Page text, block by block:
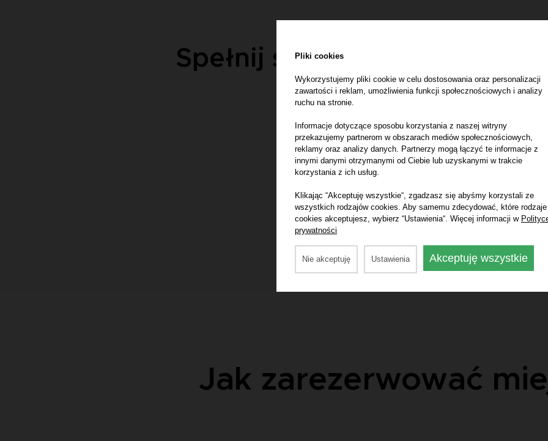
Spełnij swoje podróżnicze
Zarezerwuj wymarzoną wycieczkę już dziś
Rezerwuję
lub od razu napisz / zadzwoń
+48 600 370 181 |biurokleks@onet.pl
Jak zarezerwować
Pliki cookies
Wykorzystujemy pliki cookie w celu dostosowania oraz personalizacji
zawartości i reklam, umożliwienia funkcji społecznościowych i analizy
ruchu na stronie.
Informacje dotyczące sposobu korzystania z naszej witryny
przekazujemy partnerom w obszarach mediów społecznościowych,
reklamy oraz analizy danych. Partnerzy mogą łączyć te informacje z
innymi danymi otrzymanymi od Ciebie lub uzyskanymi w trakcie
korzystania z ich usług.
Klikając “Akceptuję wszystkie“, zgadzasz się abyśmy korzystali ze
wszystkich rodzajów cookies. Aby samemu zdecydować, które rodzaje
cookies akceptujesz, wybierz “Ustawienia“. Więcej informacji w
prywatności
Nie akceptuję Ustawienia Akceptuję wszystkie